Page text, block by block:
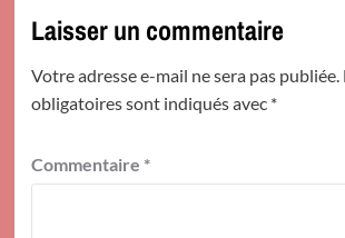
Laisser un commentaire
Votre adresse e-mail ne sera pas publiée.
obligatoires sont indiqués avec *
Commentaire *